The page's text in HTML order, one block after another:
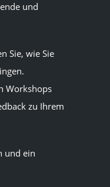
und
Sie, wie Sie
Workshops
zu Ihrem
und ein